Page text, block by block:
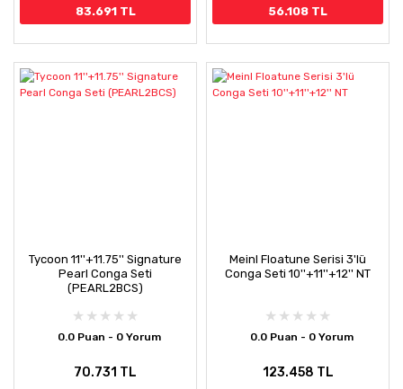
83.691 TL 56.108 TL
Tycoon 11''+11.75'' Signature
Pearl Conga Seti
(PEARL2BCS)
0.0 Puan - 0 Yorum
70.731 TL
Meinl Floatune Serisi 3'lü
Conga Seti 10''+11''+12'' NT
0.0 Puan - 0 Yorum
123.458 TL